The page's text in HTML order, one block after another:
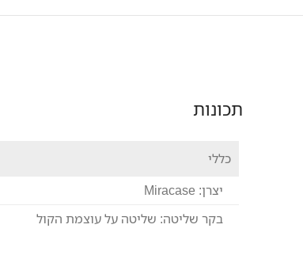
תכונות
כללי
יצרן: Miracase
בקר שליטה: שליטה על עוצמת הקול